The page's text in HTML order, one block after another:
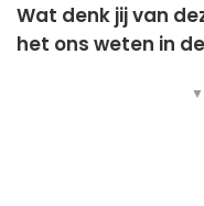
Wat denk jij van
het ons weten in
▼